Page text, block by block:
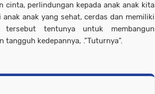
cinta, perlindungan kepada anak anak kita
anak yang sehat, cerdas dan memiliki
tersebut tentunya untuk membangun
tangguh kedepannya, .”Tuturnya”.